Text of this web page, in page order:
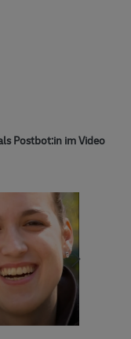
Postbot:in im Video